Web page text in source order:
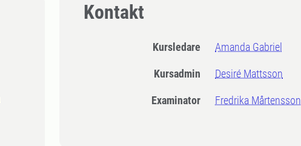
Kontakt
Kursledare Amanda Gabriel
Kursadmin Desiré Mattsson
Examinator Fredrika Mårtensson